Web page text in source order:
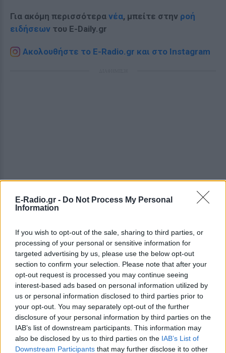
E-Radio.gr - Do Not Process My Personal
Information
If you wish to opt-out of the sale, sharing to third parties, or
processing of your personal or sensitive information for
targeted advertising by us, please use the below opt-out
section to confirm your selection. Please note that after your
opt-out request is processed you may continue seeing
interest-based ads based on personal information utilized by
us or personal information disclosed to third parties prior to
your opt-out. You may separately opt-out of the further
disclosure of your personal information by third parties on the
IAB’s list of downstream participants. This information may
also be disclosed by us to third parties on the IAB’s List of
Downstream Participants that may further disclose it to other
Για ακόμη περισσότερα νέα, μπείτε στην ροή
ειδήσεων του E-Daily.gr
Ακολουθήστε το E-Radio.gr και στο Instagram
ΔΕΙΤΕ ΕΠΙΣΗΣ
ΣΤΗΝ ΙΔΙΑ ΚΑΤΗΓΟΡΙΑ